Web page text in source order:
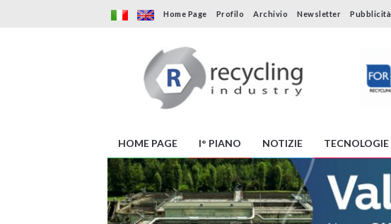
Home Page Profilo Archivio Newsletter Pubblicità
HOME PAGE I° PIANO NOTIZIE TECNOLOGIE